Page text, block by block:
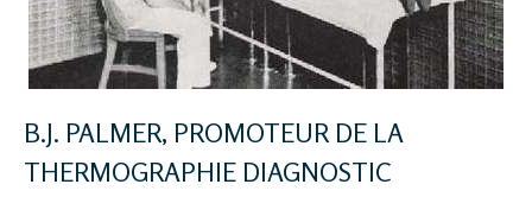
B.J. PALMER, PROMOTEUR DE LA
THERMOGRAPHIE DIAGNOSTIC